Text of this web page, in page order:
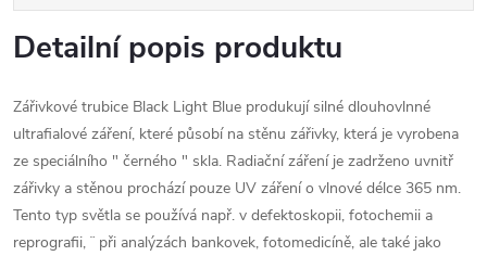
Detailní popis produktu
Zářivkové trubice Black Light Blue produkují silné dlouhovlnné
ultrafialové záření, které působí na stěnu zářivky, která je vyrobena
ze speciálního " černého " skla. Radiační záření je zadrženo uvnitř
zářivky a stěnou prochází pouze UV záření o vlnové délce 365 nm.
Tento typ světla se používá např. v defektoskopii, fotochemii a
reprografii, ¨ při analýzách bankovek, fotomedicíně, ale také jako